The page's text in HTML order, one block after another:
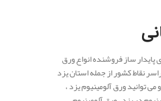
ساز فروشنده انواع ورق
نقاط کشور از جمله استان یزد
توانید ورق آلومینیوم یزد ،